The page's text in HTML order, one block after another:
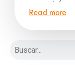
Read more